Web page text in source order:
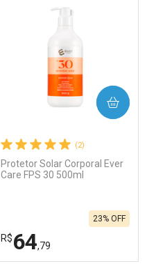
(2)
Protetor Solar Corporal Ever
Care FPS 30 500ml
R$64,79
23% OFF
COMPRAR